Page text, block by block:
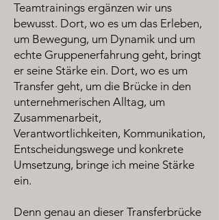
Teamtrainings ergänzen wir uns
bewusst. Dort, wo es um das Erleben,
um Bewegung, um Dynamik und um
echte Gruppenerfahrung geht, bringt
er seine Stärke ein. Dort, wo es um
Transfer geht, um die Brücke in den
unternehmerischen Alltag, um
Zusammenarbeit,
Verantwortlichkeiten, Kommunikation,
Entscheidungswege und konkrete
Umsetzung, bringe ich meine Stärke
ein.
Denn genau an dieser Transferbrücke